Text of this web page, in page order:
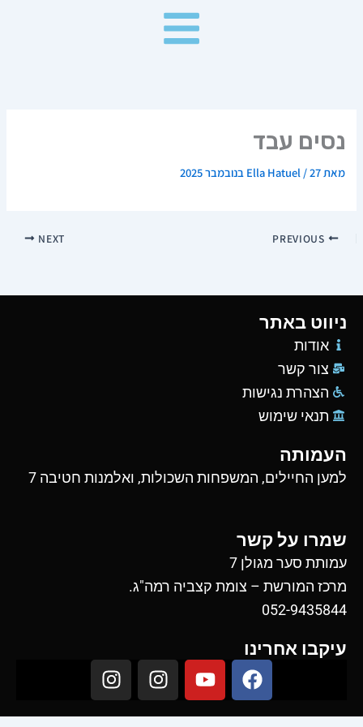
נסים עבד
מאת Ella Hatuel /27 בנובמבר 2025
NEXT
ניווט באתר
אודות
צור קשר
הצהרת נגישות
תנאי שימוש
העמותה
למען החיילים, המשפחות השכולות, ואלמנות חטיבה 7
שמרו על קשר
עמותת סער מגולן 7
מרכז המורשת – צומת קצביה רמה"ג.
052-9435844
עיקבו אחרינו
F
a
c
Y
o
u
I
n
s
I
n
s